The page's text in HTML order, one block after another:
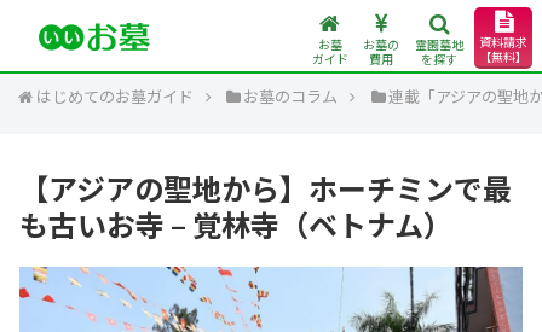
お墓
ガイド
お墓の
費用
霊園墓地
を探す
資料請求
【無料】
はじめてのお墓ガイド お墓のコラム 連載「アジアの聖地
【アジアの聖地から】ホーチミンで最
も古いお寺 – 覚林寺（ベトナム）